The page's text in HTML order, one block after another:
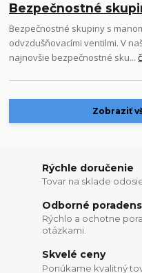
Bezpečnostné
Bezpečnostné skupiny s
odvzdušňovacími ventilmi. V
najnovšie bezpečnostné sku...
Zobraziť
Rýchle doručenie
Tovar na sklade
Odborné
Rýchlo a ochotne
otázkami.
Skvelé ceny
Ponúkame kvalitný